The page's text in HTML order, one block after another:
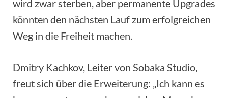
wird zwar sterben, aber permanente Upgrades
könnten den nächsten Lauf zum erfolgreichen
Weg in die Freiheit machen.
Dmitry Kachkov, Leiter von Sobaka Studio,
freut sich über die Erweiterung: „Ich kann es